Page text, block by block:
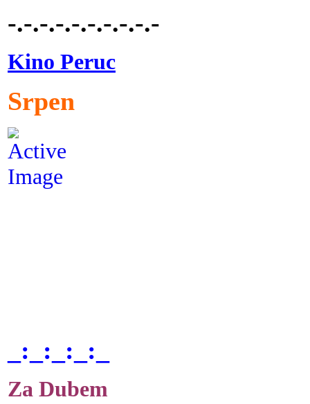
-.-.-.-.-.-.-.-.-.-
Kino Peruc
Srpen
_:_:_:_:_
Za Dubem